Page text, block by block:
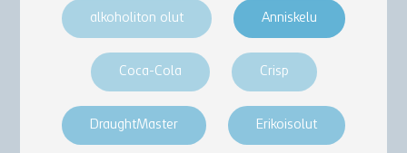
alkoholiton olut Anniskelu
Coca-Cola Crisp
DraughtMaster Erikoisolut